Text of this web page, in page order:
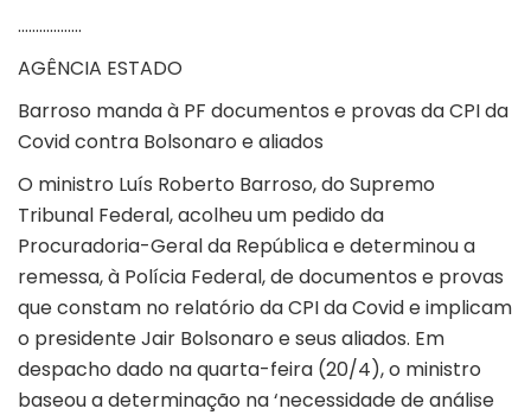
………………
AGÊNCIA ESTADO
Barroso manda à PF documentos e provas da CPI da
Covid contra Bolsonaro e aliados
O ministro Luís Roberto Barroso, do Supremo
Tribunal Federal, acolheu um pedido da
Procuradoria-Geral da República e determinou a
remessa, à Polícia Federal, de documentos e provas
que constam no relatório da CPI da Covid e implicam
o presidente Jair Bolsonaro e seus aliados. Em
despacho dado na quarta-feira (20/4), o ministro
baseou a determinação na ‘necessidade de análise